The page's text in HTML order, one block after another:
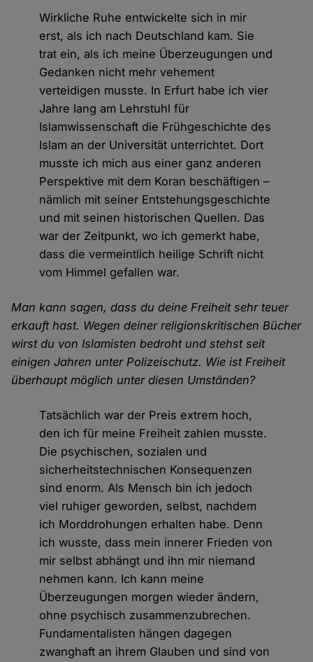
Wirkliche Ruhe entwickelte sich in mir
erst, als ich nach Deutschland kam. Sie
trat ein, als ich meine Überzeugungen und
Gedanken nicht mehr vehement
verteidigen musste. In Erfurt habe ich vier
Jahre lang am Lehrstuhl für
Islamwissenschaft die Frühgeschichte des
Islam an der Universität unterrichtet. Dort
musste ich mich aus einer ganz anderen
Perspektive mit dem Koran beschäftigen –
nämlich mit seiner Entstehungsgeschichte
und mit seinen historischen Quellen. Das
war der Zeitpunkt, wo ich gemerkt habe,
dass die vermeintlich heilige Schrift nicht
vom Himmel gefallen war.
Man kann sagen, dass du deine Freiheit sehr teuer
erkauft hast. Wegen deiner religionskritischen Bücher
wirst du von Islamisten bedroht und stehst seit
einigen Jahren unter Polizeischutz. Wie ist Freiheit
überhaupt möglich unter diesen Umständen?
Tatsächlich war der Preis extrem hoch,
den ich für meine Freiheit zahlen musste.
Die psychischen, sozialen und
sicherheitstechnischen Konsequenzen
sind enorm. Als Mensch bin ich jedoch
viel ruhiger geworden, selbst, nachdem
ich Morddrohungen erhalten habe. Denn
ich wusste, dass mein innerer Frieden von
mir selbst abhängt und ihn mir niemand
nehmen kann. Ich kann meine
Überzeugungen morgen wieder ändern,
ohne psychisch zusammenzubrechen.
Fundamentalisten hängen dagegen
zwanghaft an ihrem Glauben und sind von